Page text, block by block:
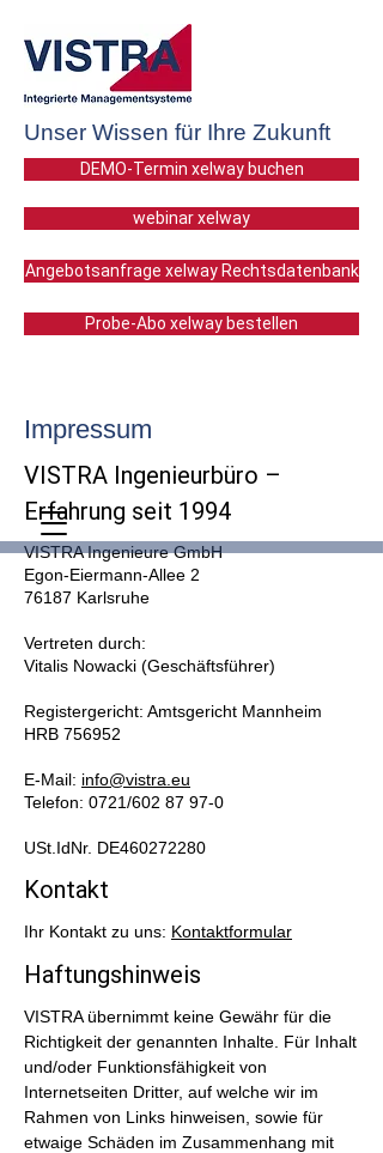
Unser Wissen für Ihre Zukunft
DEMO-Termin xelway buchen
webinar xelway
Angebotsanfrage xelway Rechtsdatenbank
Probe-Abo xelway bestellen
Impressum
VISTRA Ingenieurbüro –
Erfahrung seit 1994
VISTRA Ingenieure GmbH
Egon-Eiermann-Allee 2
76187 Karlsruhe
Vertreten durch:
Vitalis Nowacki (Geschäftsführer)
Registergericht: Amtsgericht Mannheim
HRB 756952
E-Mail: info@vistra.eu
Telefon: 0721/602 87 97-0
USt.IdNr. DE460272280
Kontakt
Ihr Kontakt zu uns: Kontaktformular
Haftungshinweis
VISTRA übernimmt keine Gewähr für die
Richtigkeit der genannten Inhalte. Für Inhalt
und/oder Funktionsfähigkeit von
Internetseiten Dritter, auf welche wir im
Rahmen von Links hinweisen, sowie für
etwaige Schäden im Zusammenhang mit